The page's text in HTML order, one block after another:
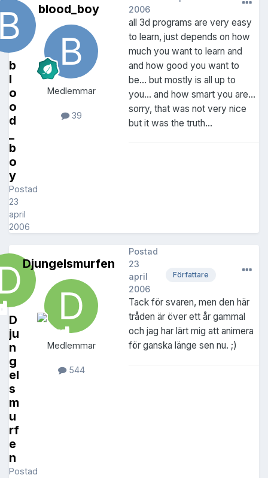
b
l
o
o
d
_
b
o
y
Postad
23
april
2006
blood_boy
Medlemmar
39
2006
all 3d programs are very easy
to learn, just depends on how
much you want to learn and
and how good you want to
be... but mostly is all up to
you... and how smart you are...
sorry, that was not very nice
but it was the truth...
D
ju
n
g
el
s
m
u
rf
e
n
Postad
Djungelsmurfen
Medlemmar
544
Författare
Postad
23
april
2006
Tack för svaren, men den här
tråden är över ett år gammal
och jag har lärt mig att animera
för ganska länge sen nu. ;)